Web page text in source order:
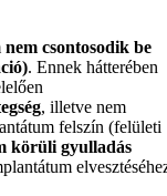
nem csontosodik be
. Ennek hátterében
, illetve nem
felszín (felületi
körüli gyulladás